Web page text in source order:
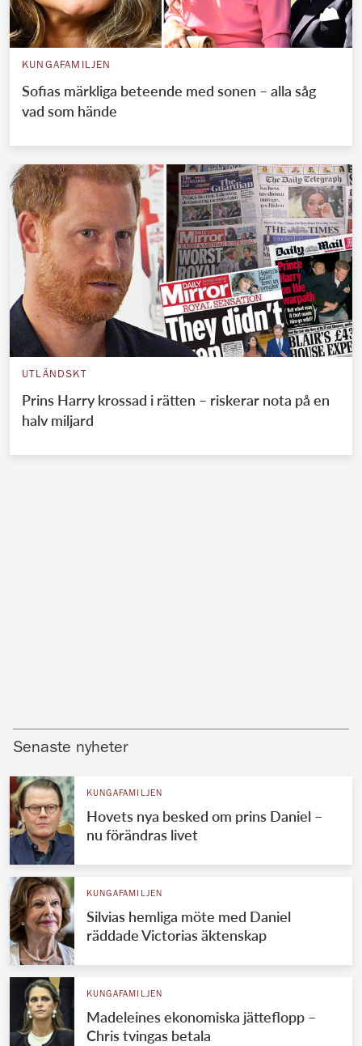
KUNGAFAMILJEN
Sofias märkliga beteende med sonen – alla såg
vad som hände
UTLÄNDSKT
Prins Harry krossad i rätten – riskerar nota på en
halv miljard
Senaste nyheter
KUNGAFAMILJEN
Hovets nya besked om prins Daniel –
nu förändras livet
KUNGAFAMILJEN
Silvias hemliga möte med Daniel
räddade Victorias äktenskap
KUNGAFAMILJEN
Madeleines ekonomiska jätteflopp –
Chris tvingas betala